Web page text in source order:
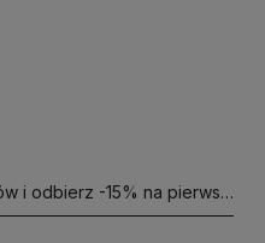
i odbierz -15% na pierwsze